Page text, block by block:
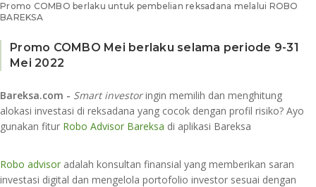
Promo COMBO berlaku untuk pembelian reksadana melalui ROBO
BAREKSA
Promo COMBO Mei berlaku selama periode 9-31
Mei 2022
Bareksa.com - Smart investoringin memilih dan menghitung
alokasi investasi di reksadana yang cocok dengan profil risiko? Ayo
gunakan fitur Robo Advisor Bareksa di aplikasi Bareksa
Robo advisor adalah konsultan finansial yang memberikan saran
investasi digital dan mengelola portofolio investor sesuai dengan